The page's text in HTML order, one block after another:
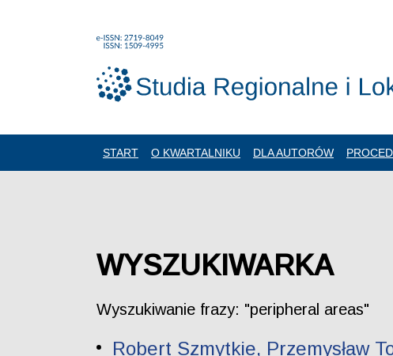
START O KWARTALNIKU DLA AUTORÓW
WYSZUKIWARKA
Wyszukiwanie frazy: "peripheral areas"
Robert Szmytkie, Przemysław